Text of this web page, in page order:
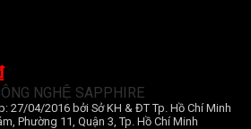
Giá
hiện
tại
là:
NGHỆ SAPPHIRE
27/04/2016 bởi Sở KH & ĐT Tp. Hồ Chí Minh
Phường 11, Quận 3, Tp. Hồ Chí Minh